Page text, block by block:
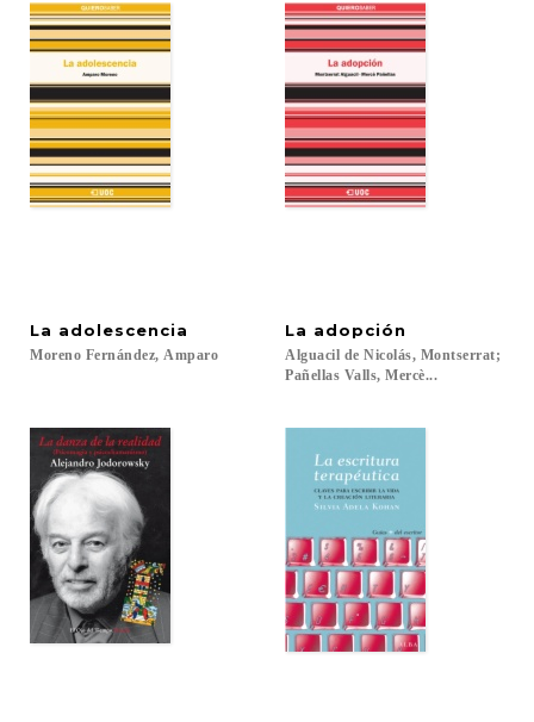
La adolescencia
Moreno Fernández, Amparo
La adopción
Alguacil de Nicolás, Montserrat;
Pañellas Valls, Mercè...